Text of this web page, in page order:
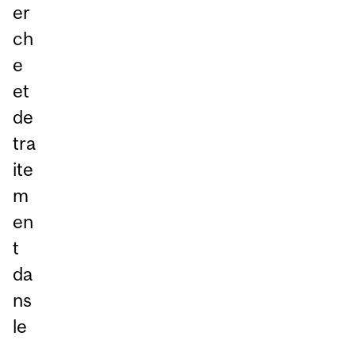
er
ch
e
et
de
tra
ite
m
en
t
da
ns
le